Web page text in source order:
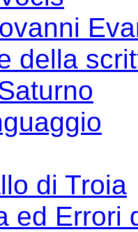
della
di Troia
ed Errori